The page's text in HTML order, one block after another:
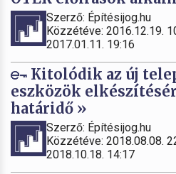
Szerző: Építésijog.hu
Közzétéve: 2016.12.19.
2017.01.11. 19:16
Kitolódik az új
eszközök
határidő »
Szerző: Építésijog.hu
Közzétéve: 2018.08.08.
2018.10.18. 14:17